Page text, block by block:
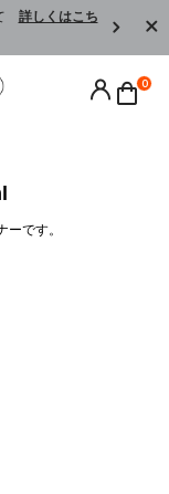
詳しくはこち
0
です。